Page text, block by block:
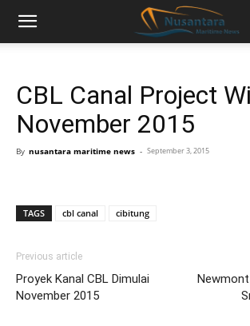
CBL Canal Project
November 2015
By nusantara maritime news - September 3, 2015
TAGS cbl canal cibitung
Previous article
Proyek Kanal CBL Dimulai
November 2015